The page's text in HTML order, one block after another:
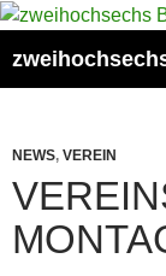
Zum
springen
NEWS, VEREIN